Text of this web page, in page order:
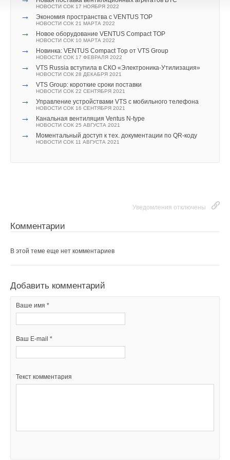
НОВОСТИ СОК 17 НОЯБРЯ 2022
→ Экономия пространства с VENTUS TOP
НОВОСТИ СОК 21 МАРТА 2022
→ Новое оборудование VENTUS Compact TOP
НОВОСТИ СОК 10 МАРТА 2022
→ Новинка: VENTUS Compact Tоp от VTS Group
НОВОСТИ СОК 17 ФЕВРАЛЯ 2022
→ VTS Russia вступила в СКО «Электроника-Утилизация»
НОВОСТИ СОК 28 ДЕКАБРЯ 2021
→ VTS Group: короткие сроки поставки
НОВОСТИ СОК 22 СЕНТЯБРЯ 2021
→ Управление устройствами VTS с мобильного телефона
НОВОСТИ СОК 16 СЕНТЯБРЯ 2021
→ Канальная вентиляция Ventus N-type
НОВОСТИ СОК 25 АВГУСТА 2021
→ Моментальный доступ к тех. документации по QR-коду
НОВОСТИ СОК 11 АВГУСТА 2021
Уведомления отключены
Комментарии
В этой теме еще нет комментариев
Добавить комментарий
Ваше имя *
Ваш E-mail *
Текст комментария